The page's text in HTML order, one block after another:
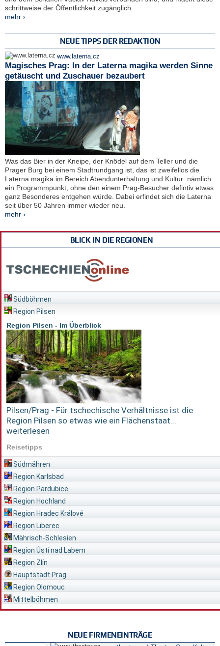
schrittweise der Öffentlichkeit zugänglich.
mehr ›
NEUE TIPPS DER REDAKTION
www.laterna.cz
Magisches Prag: In der Laterna magika werden Sinne
getäuscht und Zuschauer bezaubert
Was das Bier in der Kneipe, der Knödel auf dem Teller und die
Prager Burg bei einem Stadtrundgang ist, das ist zweifellos die
Laterna magika im Bereich Abendunterhaltung und Kultur: nämlich
ein Programmpunkt, ohne den einem Prag-Besucher defintiv etwas
ganz Besonderes entgehen würde. Dabei erfindet sich die Laterna
seit über 50 Jahren immer wieder neu.
mehr ›
BLICK IN DIE REGIONEN
Südböhmen
Region Pilsen
Region Pilsen - Im Überblick
Pilsen/Prag - Für tschechische Verhältnisse ist die
Region Pilsen so etwas wie ein Flächenstaat...
weiterlesen
Reisetipps
Südmähren
Region Karlsbad
Region Pardubice
Region Hochland
Region Hradec Králové
Region Liberec
Mährisch-Schlesien
Region Ústí nad Labem
Region Zlín
Hauptstadt Prag
Region Olomouc
Mittelböhmen
NEUE FIRMENEINTRÄGE